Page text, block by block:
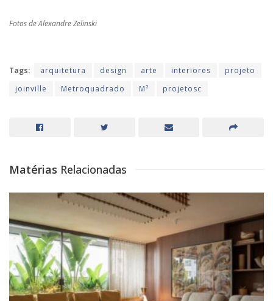
Fotos de Alexandre Zelinski
Tags: arquitetura design arte interiores
projeto
joinville
Metroquadrado M² projetosc
Matérias Relacionadas